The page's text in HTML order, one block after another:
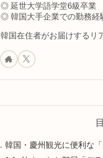
◎ 延世大学語学堂6級卒業
◎ 韓国大手企業での勤務経
韓国在住者がお届けするリ
韓国・慶州観光に便利な